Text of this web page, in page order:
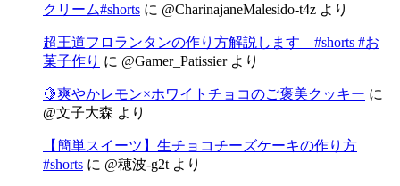
クリーム#shorts に @CharinajaneMalesido-t4z より
超王道フロランタンの作り方解説します #shorts #お
菓子作り に @Gamer_Patissierより
🍋爽やかレモン×ホワイトチョコのご褒美クッキー に
@文子大森 より
【簡単スイーツ】生チョコチーズケーキの作り方
#shorts に @穂波-g2t より